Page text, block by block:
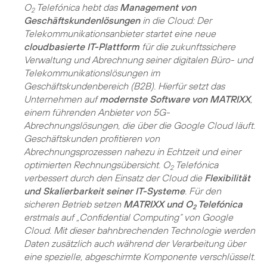
O2Telefónica hebt das Management von
Geschäftskundenlösungenin die Cloud: Der
Telekommunikationsanbieter startet eine neue
cloudbasierte IT-Plattform für die zukunftssichere
Verwaltung und Abrechnung seiner digitalen Büro- und
Telekommunikationslösungen im
Geschäftskundenbereich (B2B). Hierfür setzt das
Unternehmen aufmodernste Software von MATRIXX,
einem führenden Anbieter von 5G-
Abrechnungslösungen, die über die Google Cloud läuft.
Geschäftskunden profitieren von
Abrechnungsprozessen nahezu in Echtzeit und einer
optimierten Rechnungsübersicht. O2Telefónica
verbessert durch den Einsatz der Cloud die Flexibilität
und Skalierbarkeit seiner IT-Systeme. Für den
sicheren Betrieb setzen MATRIXX und O2Telefónica
erstmals auf „Confidential Computing“ von Google
Cloud. Mit dieser bahnbrechenden Technologie werden
Daten zusätzlich auch während der Verarbeitung über
eine spezielle, abgeschirmte Komponente verschlüsselt.